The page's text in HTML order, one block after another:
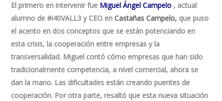
El primero en intervenir fue Miguel Ángel Campelo , actual
alumno de #i40VALL3 y CEO enCastañas Campelo, que puso
el acento en dos conceptos que se están potenciando en
esta crisis, la cooperación entre empresas y la
transversalidad. Miguel contó cómo empresas que han sido
tradicionalmente competencia, a nivel comercial, ahora se
dan la mano. Las dificultades están creando puentes de
cooperación. Por otra parte, resaltó que esta nueva situación